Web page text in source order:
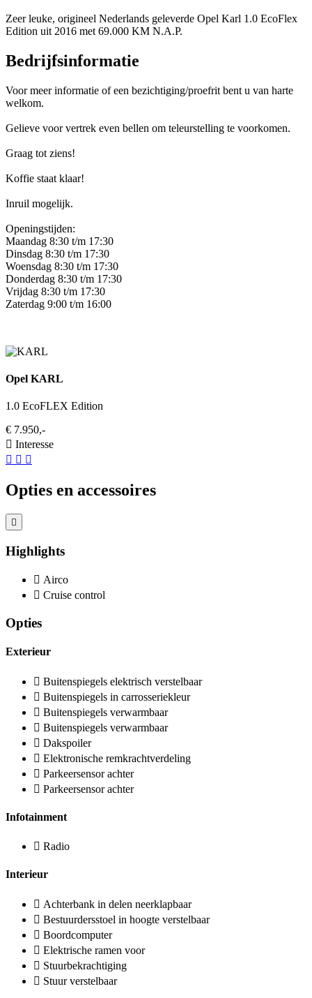
Zeer leuke, origineel Nederlands geleverde Opel Karl 1.0 EcoFlex
Edition uit 2016 met 69.000 KM N.A.P.
Bedrijfsinformatie
Voor meer informatie of een bezichtiging/proefrit bent u van harte
welkom.
Gelieve voor vertrek even bellen om teleurstelling te voorkomen.
Graag tot ziens!
Koffie staat klaar!
Inruil mogelijk.
Openingstijden:
Maandag 8:30 t/m 17:30
Dinsdag 8:30 t/m 17:30
Woensdag 8:30 t/m 17:30
Donderdag 8:30 t/m 17:30
Vrijdag 8:30 t/m 17:30
Zaterdag 9:00 t/m 16:00
Opel KARL
1.0 EcoFLEX Edition
€ 7.950,-
Interesse
Opties en accessoires
Highlights
Airco
Cruise control
Opties
Exterieur
Buitenspiegels elektrisch verstelbaar
Buitenspiegels in carrosseriekleur
Buitenspiegels verwarmbaar
Buitenspiegels verwarmbaar
Dakspoiler
Elektronische remkrachtverdeling
Parkeersensor achter
Parkeersensor achter
Infotainment
Radio
Interieur
Achterbank in delen neerklapbaar
Bestuurdersstoel in hoogte verstelbaar
Boordcomputer
Elektrische ramen voor
Stuurbekrachtiging
Stuur verstelbaar